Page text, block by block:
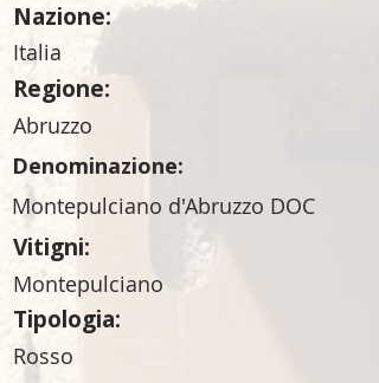
Nazione:
Italia
Regione:
Abruzzo
Denominazione:
Montepulciano d'Abruzzo DOC
Vitigni:
Montepulciano
Tipologia:
Rosso